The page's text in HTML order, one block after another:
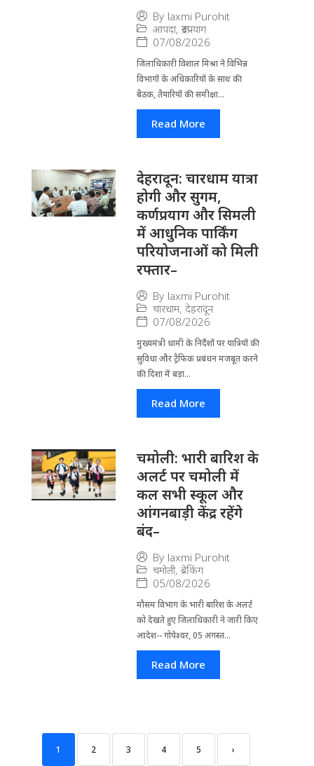
By laxmi Purohit
आपदा, रूद्रप्रयाग
07/08/2026
जिला​धिकारी विशाल मिश्रा ने वि​भिन्न
विभागों के अ​धिकारियों के साथ की
बैठक, तैयारियों की समीक्षा...
Read More
देहरादून: चारधाम यात्रा
होगी और सुगम,
कर्णप्रयाग और सिमली
में आधुनिक पार्किंग
परियोजनाओं को मिली
रफ्तार–
By laxmi Purohit
चारधाम, देहरादून
07/08/2026
मुख्यमंत्री धामी के निर्देशों पर यात्रियों की
सुविधा और ट्रैफिक प्रबंधन मजबूत करने
की दिशा में बड़ा...
Read More
चमोली: भारी बारिश के
अलर्ट पर चमोली में
कल सभी स्कूल और
आंगनबाड़ी केंद्र रहेंगे
बंद–
By laxmi Purohit
चमोली, ब्रेकिंग
05/08/2026
मौसम विभाग के भारी बारिश के अलर्ट
को देखते हुए जिला​धिकारी ने जारी किए
आदेश-- गोपेश्वर, 05 अगस्त...
Read More
1 2 3 4 5 ›